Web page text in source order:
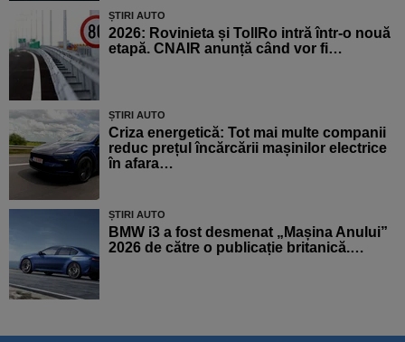
ȘTIRI AUTO
2026: Rovinieta și TollRo intră într-o nouă
etapă. CNAIR anunță când vor fi…
ȘTIRI AUTO
Criza energetică: Tot mai multe companii
reduc prețul încărcării mașinilor electrice
în afara…
ȘTIRI AUTO
BMW i3 a fost desmenat „Mașina Anului”
2026 de către o publicație britanică.…